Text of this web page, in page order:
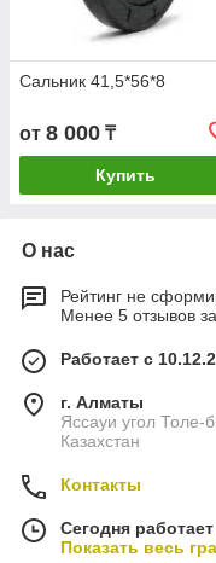
Сальник 41,5*56*8
от 8 000 ₸
Купить
О нас
Рейтинг не
Менее 5 отзывов
Работает с
г. Алматы
Яссауи угол Толе-
Казахстан
Контакты
Сегодня
Показать весь